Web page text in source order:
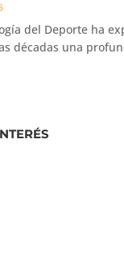
del Deporte ha
décadas una